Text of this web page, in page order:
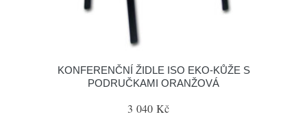
KONFERENČNÍ ŽIDLE ISO EKO-KŮŽE S
PODRUČKAMI ORANŽOVÁ
3 040 Kč